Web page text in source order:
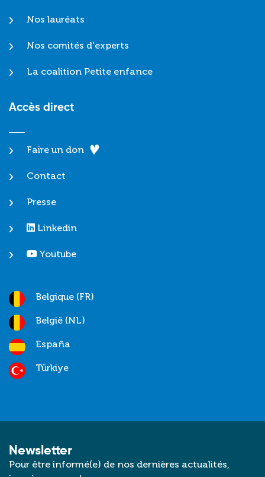
Nos lauréats
Nos comités d'experts
La coalition Petite enfance
Accès direct
Faire un don
Contact
Presse
Linkedin
Youtube
Belgique (FR)
België (NL)
España
Türkiye
Newsletter
Pour être informé(e) de nos dernières actualités,